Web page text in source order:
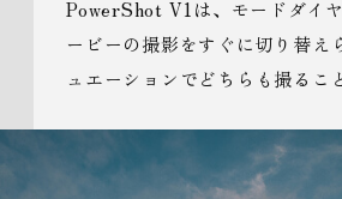
PowerShot V1は、モードダイ
ービーの撮影をすぐに切り替え
ュエーションでどちらも撮るこ